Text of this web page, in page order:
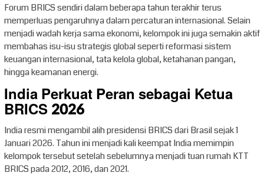
Forum BRICS sendiri dalam beberapa tahun terakhir terus
memperluas pengaruhnya dalam percaturan internasional. Selain
menjadi wadah kerja sama ekonomi, kelompok ini juga semakin aktif
membahas isu-isu strategis global seperti reformasi sistem
keuangan internasional, tata kelola global, ketahanan pangan,
hingga keamanan energi.
India Perkuat Peran sebagai Ketua
BRICS 2026
India resmi mengambil alih presidensi BRICS dari Brasil sejak 1
Januari 2026. Tahun ini menjadi kali keempat India memimpin
kelompok tersebut setelah sebelumnya menjadi tuan rumah KTT
BRICS pada 2012, 2016, dan 2021.